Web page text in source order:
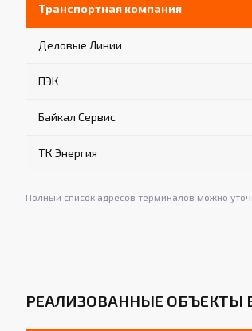
Транспортная компания
Деловые Линии
ПЭК
Байкал Сервис
ТК Энергия
Полный список адресов терминалов можно
РЕАЛИЗОВАННЫЕ ОБЪЕКТЫ